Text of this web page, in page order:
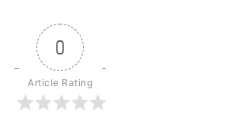
0
Article Rating